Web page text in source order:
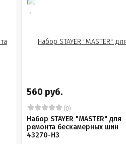
560 руб.
(0)
Набор STAYER "MASTER" для
ремонта бескамерных шин
43270-H3